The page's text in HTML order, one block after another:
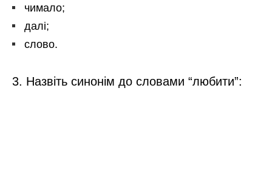
чимало;
далі;
слово.
3. Назвіть синонім до словами “любити”: